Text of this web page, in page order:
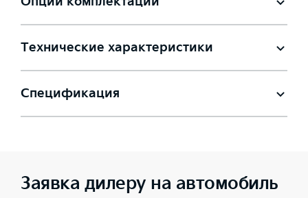
Технические характеристики
Спецификация
Заявка дилеру на автомобиль